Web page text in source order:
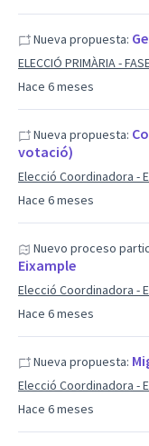
Hace 6 meses
Nueva propuesta:
ELECCIÓ PRIMÀRIA -
Hace 6 meses
Nueva propuesta:
votació)
Elecció Coordinadora -
Hace 6 meses
Nuevo proceso
Eixample
Elecció Coordinadora -
Hace 6 meses
Nueva propuesta:
Elecció Coordinadora -